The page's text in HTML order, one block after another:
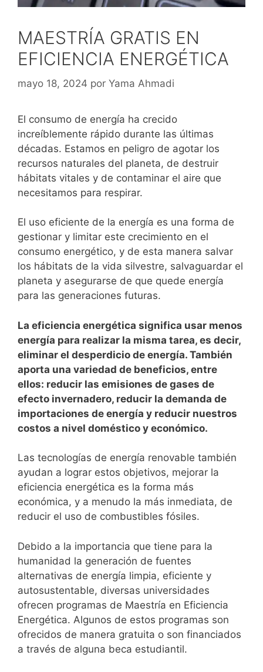
MAESTRÍA GRATIS EN
EFICIENCIA ENERGÉTICA
mayo 18, 2024 por Yama Ahmadi
El consumo de energía ha crecido
increíblemente rápido durante las últimas
décadas. Estamos en peligro de agotar los
recursos naturales del planeta, de destruir
hábitats vitales y de contaminar el aire que
necesitamos para respirar.
El uso eficiente de la energía es una forma de
gestionar y limitar este crecimiento en el
consumo energético, y de esta manera salvar
los hábitats de la vida silvestre, salvaguardar el
planeta y asegurarse de que quede energía
para las generaciones futuras.
La eficiencia energética significa usar menos
energía para realizar la misma tarea, es decir,
eliminar el desperdicio de energía. También
aporta una variedad de beneficios, entre
ellos: reducir las emisiones de gases de
efecto invernadero, reducir la demanda de
importaciones de energía y reducir nuestros
costos a nivel doméstico y económico.
Las tecnologías de energía renovable también
ayudan a lograr estos objetivos, mejorar la
eficiencia energética es la forma más
económica, y a menudo la más inmediata, de
reducir el uso de combustibles fósiles.
Debido a la importancia que tiene para la
humanidad la generación de fuentes
alternativas de energía limpia, eficiente y
autosustentable, diversas universidades
ofrecen programas de Maestría en Eficiencia
Energética. Algunos de estos programas son
ofrecidos de manera gratuita o son financiados
a través de alguna beca estudiantil.